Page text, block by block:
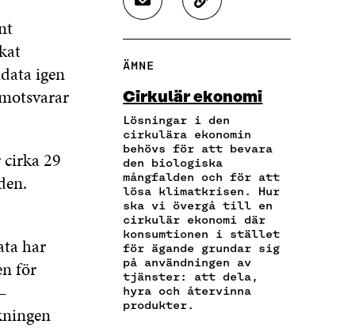
igen
29
har
för
F
C
E
B
O
O
K
Ö
P
N
A
S
I
E
T
T
P
T
T
T
E
R
Ö
P
P
N
A
S
I
E
T
T
L
K
E
N
P
N
A
S
D
E
L
V
A
E
-
P
O
S
T
Ö
P
P
N
A
S
I
K
O
P
A
A
R
T
I
K
E
L
N
S
L
Ä
N
ÄMNE
Cirkulär ekonomi
Lösningar i den
cirkulära ekonomin
behövs för att bevara
den biologiska
mångfalden och för att
lösa klimatkrisen. Hur
ska vi övergå till en
cirkulär ekonomi där
konsumtionen i stället
för ägande grundar sig
på användningen av
tjänster: att dela,
hyra och återvinna
produkter.